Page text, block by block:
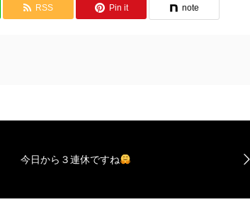
RSS Pin it note
今日から３連休ですね